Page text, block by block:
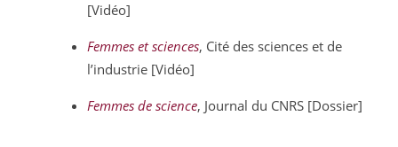
[Vidéo]
Femmes et sciences, Cité des sciences et de
l’industrie [Vidéo]
Femmes de science, Journal du CNRS [Dossier]